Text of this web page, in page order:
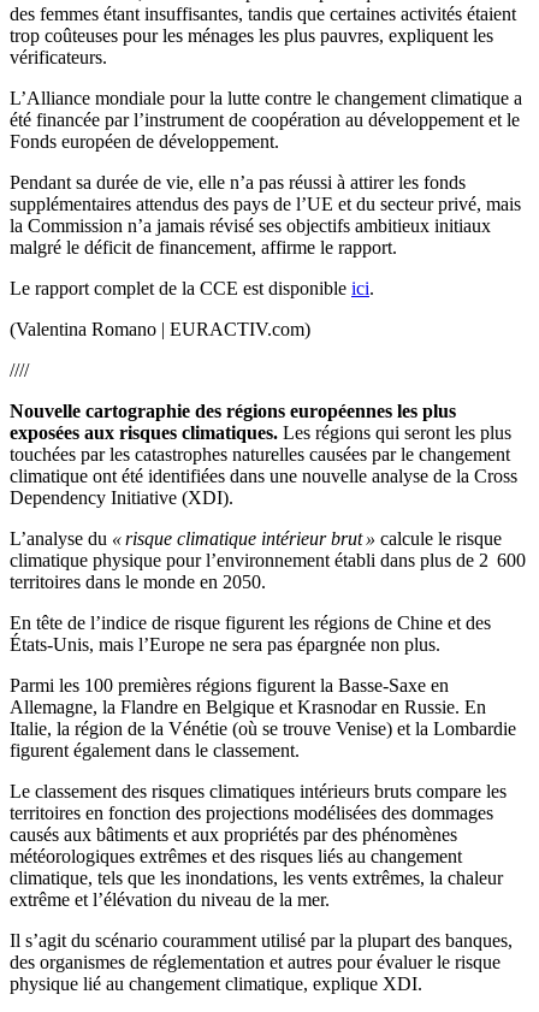
des femmes étant insuffisantes, tandis que certaines activités étaient
trop coûteuses pour les ménages les plus pauvres, expliquent les
vérificateurs.
L’Alliance mondiale pour la lutte contre le changement climatique a
été financée par l’instrument de coopération au développement et le
Fonds européen de développement.
Pendant sa durée de vie, elle n’a pas réussi à attirer les fonds
supplémentaires attendus des pays de l’UE et du secteur privé, mais
la Commission n’a jamais révisé ses objectifs ambitieux initiaux
malgré le déficit de financement, affirme le rapport.
Le rapport complet de la CCE est disponible ici.
(Valentina Romano | EURACTIV.com)
////
Nouvelle cartographie des régions européennes les plus
exposées aux risques climatiques. Les régions qui seront les plus
touchées par les catastrophes naturelles causées par le changement
climatique ont été identifiées dans une nouvelle analyse de la Cross
Dependency Initiative (XDI).
L’analyse du « risque climatique intérieur brut » calcule le risque
climatique physique pour l’environnement établi dans plus de 2 600
territoires dans le monde en 2050.
En tête de l’indice de risque figurent les régions de Chine et des
États-Unis, mais l’Europe ne sera pas épargnée non plus.
Parmi les 100 premières régions figurent la Basse-Saxe en
Allemagne, la Flandre en Belgique et Krasnodar en Russie. En
Italie, la région de la Vénétie (où se trouve Venise) et la Lombardie
figurent également dans le classement.
Le classement des risques climatiques intérieurs bruts compare les
territoires en fonction des projections modélisées des dommages
causés aux bâtiments et aux propriétés par des phénomènes
météorologiques extrêmes et des risques liés au changement
climatique, tels que les inondations, les vents extrêmes, la chaleur
extrême et l’élévation du niveau de la mer.
Il s’agit du scénario couramment utilisé par la plupart des banques,
des organismes de réglementation et autres pour évaluer le risque
physique lié au changement climatique, explique XDI.